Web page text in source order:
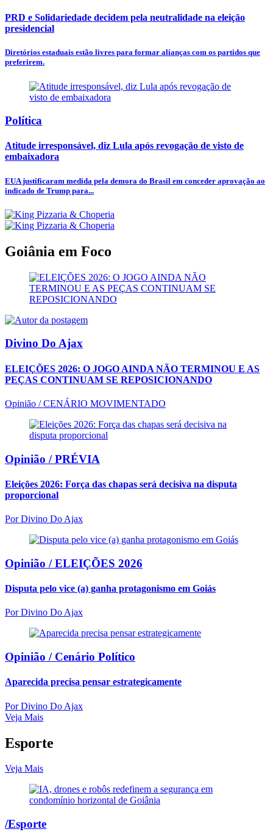
PRD e Solidariedade decidem pela neutralidade na eleição
presidencial
Diretórios estaduais estão livres para formar alianças com os partidos que
preferirem.
Política
Atitude irresponsável, diz Lula após revogação de visto de
embaixadora
EUA justificaram medida pela demora do Brasil em conceder aprovação ao
indicado de Trump para...
Goiânia em Foco
Divino Do Ajax
ELEIÇÕES 2026: O JOGO AINDA NÃO TERMINOU E AS
PEÇAS CONTINUAM SE REPOSICIONANDO
Opinião / CENÁRIO MOVIMENTADO
Opinião /PRÉVIA
Eleições 2026: Força das chapas será decisiva na disputa
proporcional
PorDivino Do Ajax
Opinião /ELEIÇÕES 2026
Disputa pelo vice (a) ganha protagonismo em Goiás
PorDivino Do Ajax
Opinião /Cenário Político
Aparecida precisa pensar estrategicamente
PorDivino Do Ajax
Veja Mais
Esporte
Veja Mais
/Esporte